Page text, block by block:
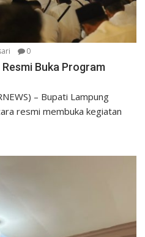
0
Buka Program
– Bupati Lampung
resmi membuka kegiatan